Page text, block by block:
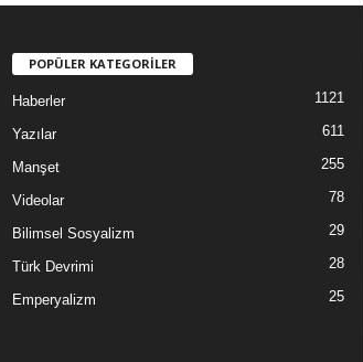
POPÜLER KATEGORİLER
Haberler 1121
Yazılar 611
Manşet 255
Videolar 78
Bilimsel Sosyalizm 29
Türk Devrimi 28
Emperyalizm 25